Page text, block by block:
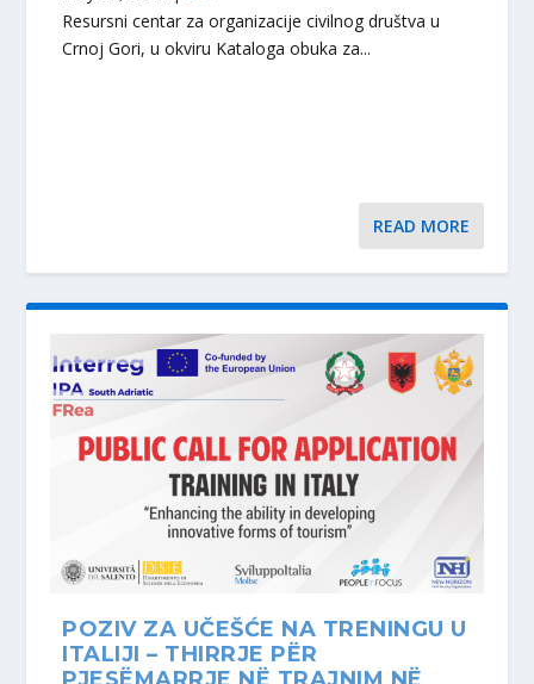
Resursni centar za organizacije civilnog društva u
Crnoj Gori, u okviru Kataloga obuka za...
READ MORE
POZIV ZA UČEŠĆE NA TRENINGU U
ITALIJI – THIRRJE PËR